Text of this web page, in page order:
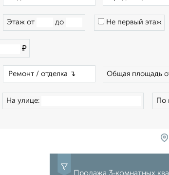
Этаж от до Не первый этаж
₽
Общая площадь
На улице: По